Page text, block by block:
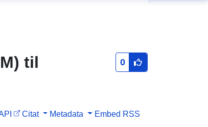
til
0
Citat Metadata Embed RSS